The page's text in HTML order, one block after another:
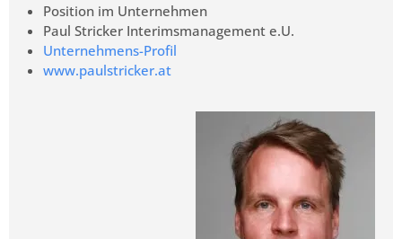
Position im Unternehmen
Paul Stricker Interimsmanagement e.U.
Unternehmens-Profil
www.paulstricker.at